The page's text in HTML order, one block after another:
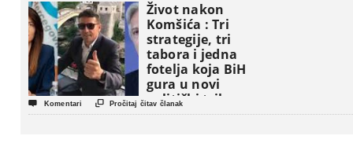
Život nakon
Komšića : Tri
strategije, tri
tabora i jedna
fotelja koja BiH
gura u novi
politički triler
 Komentari  Pročitaj čitav članak